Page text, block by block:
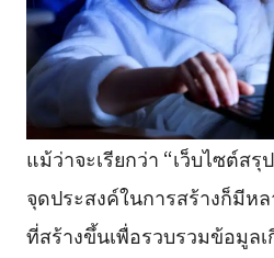
แม้ว่าจะเรียกว่า “เว็บไซต์ส
จุดประสงค์ในการสร้างก็มีห
ที่สร้างขึ้นเพื่อรวบรวมข้อมูล